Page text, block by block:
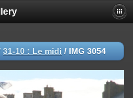
31-10 : Le midi / IMG 3054